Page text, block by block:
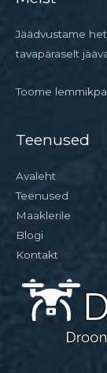
Jäädvustame
tavapäraselt
Toome
Teenused
Avaleht
Teenused
Maaklerile
Blogi
Kontakt